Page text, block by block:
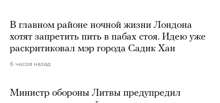
В главном районе ночной жизни Лондона
хотят запретить пить в пабах стоя. Идею уже
раскритиковал мэр города Садик Хан
6 часов назад
Министр обороны Литвы предупредил